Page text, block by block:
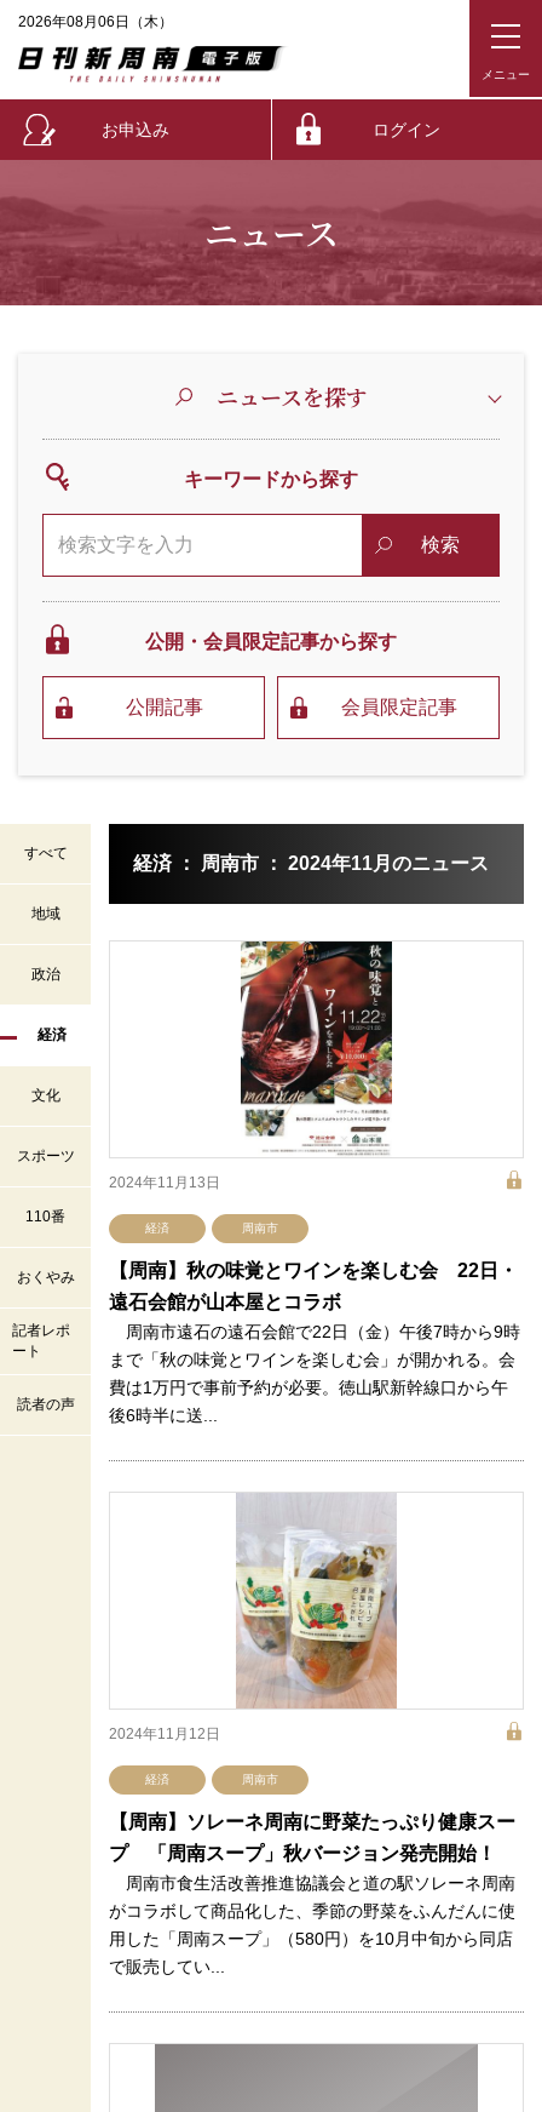
2026年08月06日（木）
お申込み ログイン
ニュース
ニュースを探す
キーワードから探す
検索
公開・会員限定記事から探す
公開記事 会員限定記事
すべて
地域
政治
経済
文化
スポーツ
110番
おくやみ
記者レポ
ート
読者の声
経済 ： 周南市 ： 2024年11月のニュース
2024年11月13日
経済 周南市
【周南】秋の味覚とワインを楽しむ会 22日・
遠石会館が山本屋とコラボ
周南市遠石の遠石会館で22日（金）午後7時から9時
まで「秋の味覚とワインを楽しむ会」が開かれる。会
費は1万円で事前予約が必要。徳山駅新幹線口から午
後6時半に送...
2024年11月12日
経済 周南市
【周南】ソレーネ周南に野菜たっぷり健康スー
プ 「周南スープ」秋バージョン発売開始！
周南市食生活改善推進協議会と道の駅ソレーネ周南
がコラボして商品化した、季節の野菜をふんだんに使
用した「周南スープ」（580円）を10月中旬から同店
で販売してい...